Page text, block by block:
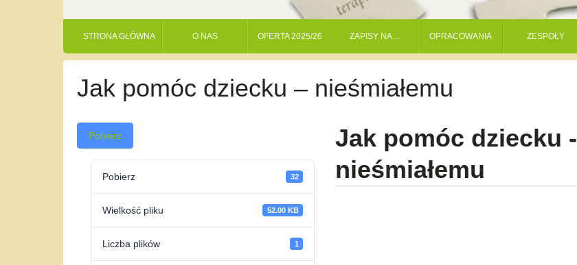
STRONA GŁÓWNA O NAS OFERTA 2025/26 ZAPISY NA… OPRACOWANIA ZESPOŁY
Jak pomóc dziecku – nieśmiałemu
Pobierz
Pobierz 32
Wielkość pliku 52.00 KB
Liczba plików 1
Jak pomóc dziecku -
nieśmiałemu